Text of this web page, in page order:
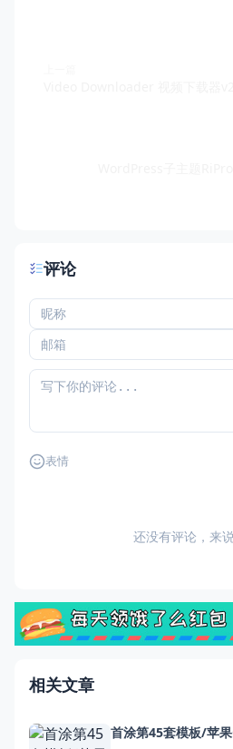
评论
表情
还没有评论，来
相关文章
首涂第45套模板/苹